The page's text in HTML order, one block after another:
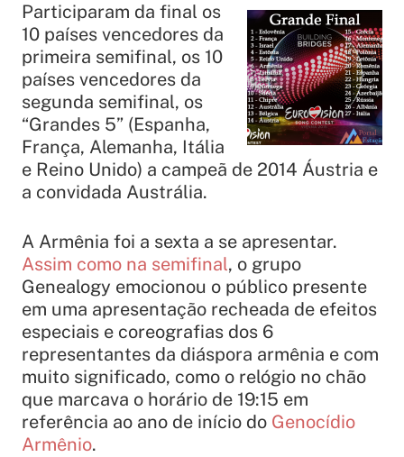
Participaram da final os
10 países vencedores da
primeira semifinal, os 10
países vencedores da
segunda semifinal, os
“Grandes 5” (Espanha,
França, Alemanha, Itália
e Reino Unido) a campeã de 2014 Áustria e
a convidada Austrália.
A Armênia foi a sexta a se apresentar.
Assim como na semifinal, o grupo
Genealogy emocionou o público presente
em uma apresentação recheada de efeitos
especiais e coreografias dos 6
representantes da diáspora armênia e com
muito significado, como o relógio no chão
que marcava o horário de 19:15 em
referência ao ano de início do Genocídio
Armênio.